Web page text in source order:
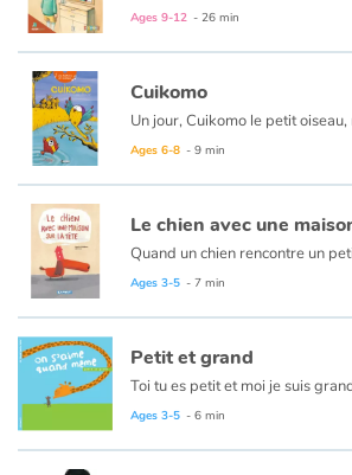
Ages 9-12 - 26 min
Cuikomo
Ages 6-8 - 9 min
Le chien avec une
Ages 3-5 - 7 min
Petit et grand
Ages 3-5 - 6 min